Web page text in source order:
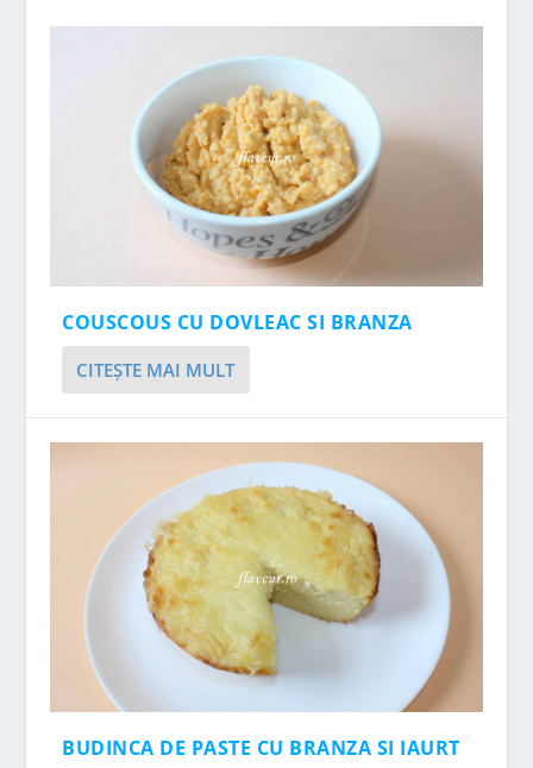
COUSCOUS CU DOVLEAC SI BRANZA
CITEŞTE MAI MULT
BUDINCA DE PASTE CU BRANZA SI IAURT